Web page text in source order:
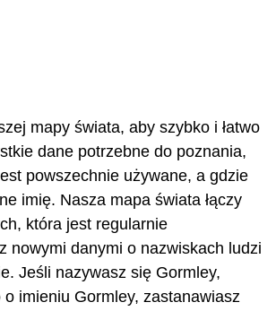
mapy świata, aby szybko i łatwo
dane potrzebne do poznania,
powszechnie używane, a gdzie
imię. Nasza mapa świata łączy
która jest regularnie
nowymi danymi o nazwiskach ludzi
Jeśli nazywasz się Gormley,
o imieniu Gormley, zastanawiasz